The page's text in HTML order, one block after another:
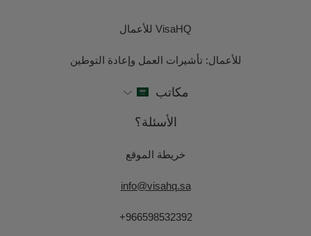
VisaHQ للأعمال
للأعمال: تأشيرات العمل وإعادة التوطين
مكاتب
الأسئلة؟
خريطة الموقع
info@visahq.sa
+966598532392